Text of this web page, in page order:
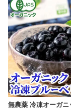
無農薬 冷凍オーガニ